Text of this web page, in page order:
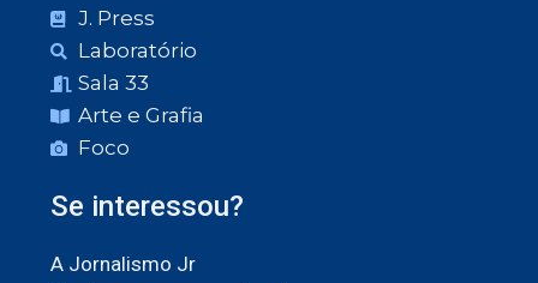
J. Press
Laboratório
Sala 33
Arte e Grafia
Foco
Se interessou?
A Jornalismo Jr